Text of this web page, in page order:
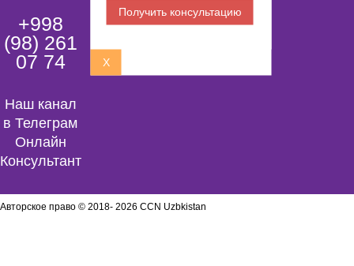
+998
(98) 261
07 74
Наш канал
в Телеграм
Онлайн
Консультант
Авторское право © 2018- 2026 CCN Uzbkistan
X